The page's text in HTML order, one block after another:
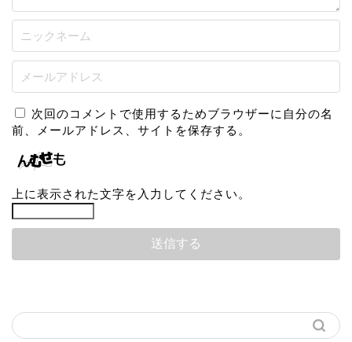
次回のコメントで使用するためブラウザーに自分の名
前、メールアドレス、サイトを保存する。
上に表示された文字を入力してください。